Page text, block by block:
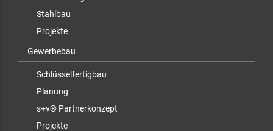
Stahlbau
Projekte
Gewerbebau
Schlüsselfertigbau
Planung
s+v® Partnerkonzept
Projekte